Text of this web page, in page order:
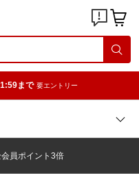
まで 要エントリー
員ポイント3倍